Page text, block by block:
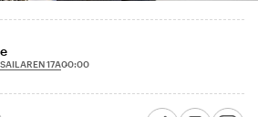
17A00:00